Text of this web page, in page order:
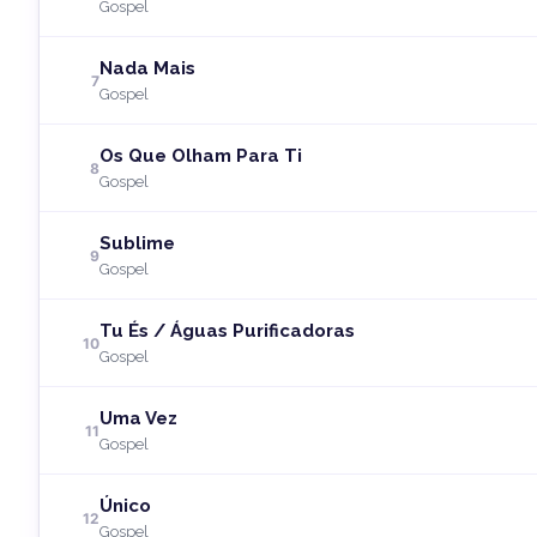
Gospel
7
Nada Mais
Gospel
8
Os Que Olham Para Ti
Gospel
9
Sublime
Gospel
10
Tu És / Águas Purificadoras
Gospel
11
Uma Vez
Gospel
12
Único
Gospel